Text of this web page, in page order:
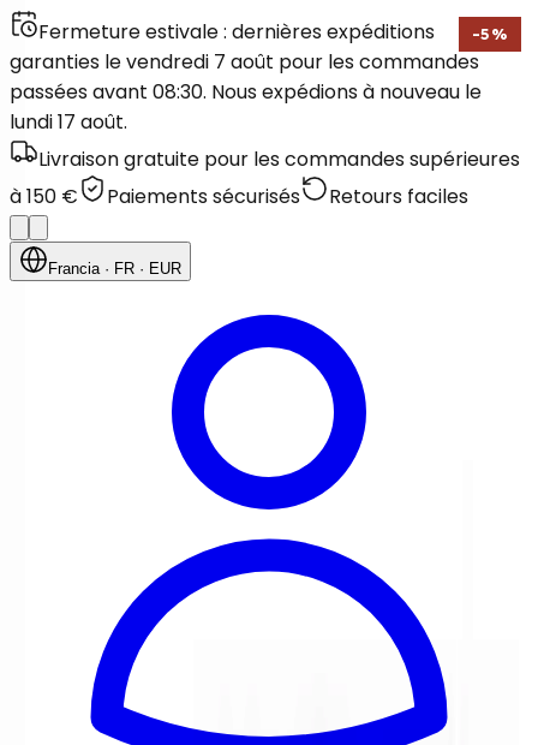
Fermeture estivale : dernières expéditions
garanties le vendredi 7 août pour les commandes
passées avant 08:30. Nous expédions à nouveau le
lundi 17 août.
Livraison gratuite pour les commandes supérieures
à 150 €
Paiements sécurisés Retours faciles
Francia· FR · EUR
-5 %